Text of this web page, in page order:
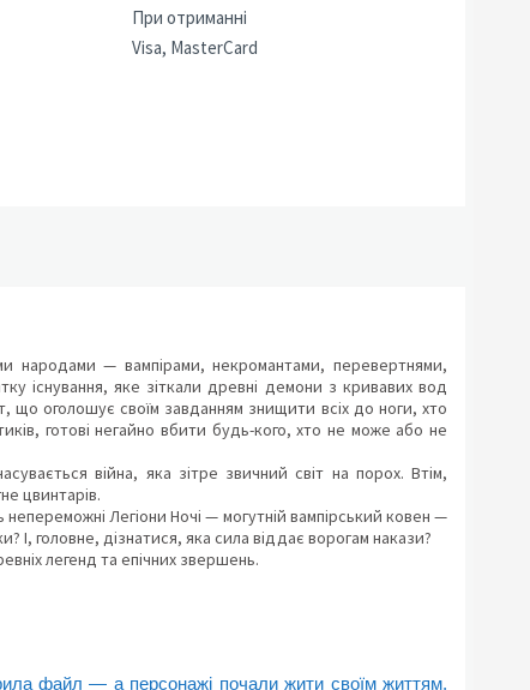
При отриманні
Visa, MasterCard
народами — вампірами, некромантами, перевертнями,
існування, яке зіткали древні демони з кривавих вод
що оголошує своїм завданням знищити всіх до ноги, хто
готові негайно вбити будь-кого, хто не може або не
війна, яка зітре звичний світ на порох. Втім,
цвинтарів.
Легіони Ночі — могутній вампірський ковен —
головне, дізнатися, яка сила віддає ворогам накази?
легенд та епічних звершень.
файл — а персонажі почали жити своїм життям,